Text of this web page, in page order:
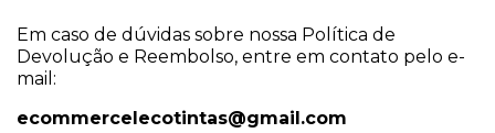
Em caso de dúvidas sobre nossa Política de
Devolução e Reembolso, entre em contato pelo e-
mail:
ecommercelecotintas@gmail.com